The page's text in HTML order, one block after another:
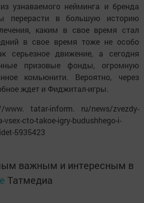
узнаваемого нейминга и бренда
перерасти в большую историю
каким в свое время стал
в свое время тоже не особо
серьезное движение, а сегодня
призовые фонды, огромную
комьюнити. Вероятно, через
ждет и Фиджитал-игры.
www. tatar-inform. ru/news/zvezdy-
vsex-cto-takoe-igry-budushhego-i-
5935423
важным и интересным в
Татмедиа